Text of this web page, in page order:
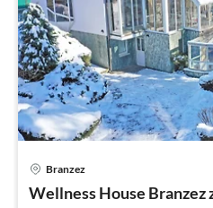
Branzez
Wellness House Branzez